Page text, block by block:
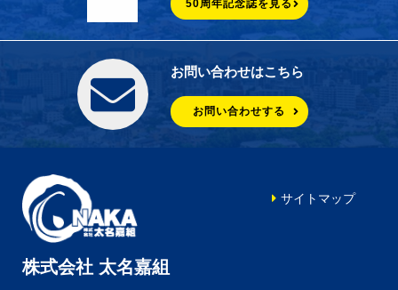
50周年記念誌を見る
お問い合わせはこちら
お問い合わせする
株式会社 太名嘉組
サイトマップ